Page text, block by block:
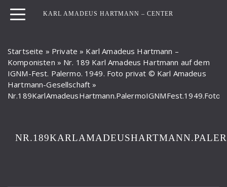
KARL AMADEUS HARTMANN – CENTER
Startseite » Private » Karl Amadeus Hartmann –
Komponisten » Nr. 189 Karl Amadeus Hartmann auf dem
IGNM-Fest. Palermo. 1949. Foto privat © Karl Amadeus
Hartmann-Gesellschaft »